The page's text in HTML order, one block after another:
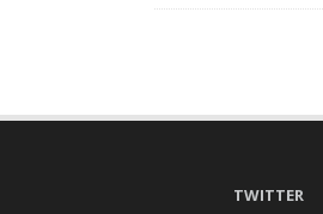
TWITTER